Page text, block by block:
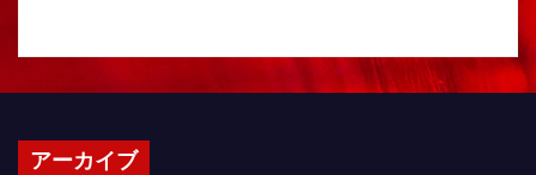
アーカイブ